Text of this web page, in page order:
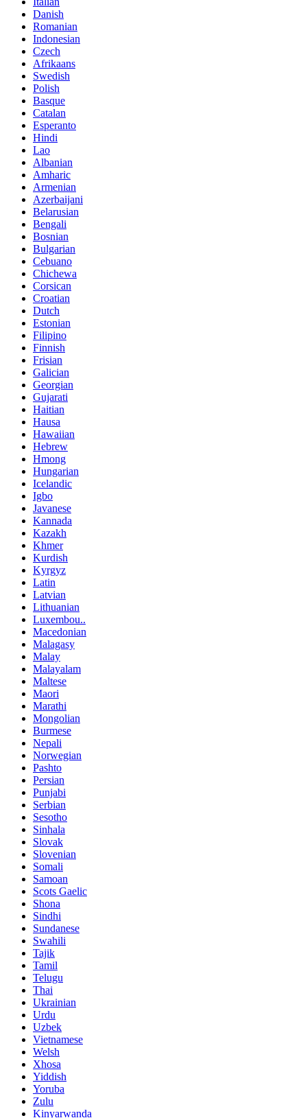
Danish
Romanian
Indonesian
Czech
Afrikaans
Swedish
Polish
Basque
Catalan
Esperanto
Hindi
Lao
Albanian
Amharic
Armenian
Azerbaijani
Belarusian
Bengali
Bosnian
Bulgarian
Cebuano
Chichewa
Corsican
Croatian
Dutch
Estonian
Filipino
Finnish
Frisian
Galician
Georgian
Gujarati
Haitian
Hausa
Hawaiian
Hebrew
Hmong
Hungarian
Icelandic
Igbo
Javanese
Kannada
Kazakh
Khmer
Kurdish
Kyrgyz
Latin
Latvian
Lithuanian
Luxembou..
Macedonian
Malagasy
Malay
Malayalam
Maltese
Maori
Marathi
Mongolian
Burmese
Nepali
Norwegian
Pashto
Persian
Punjabi
Serbian
Sesotho
Sinhala
Slovak
Slovenian
Somali
Samoan
Scots Gaelic
Shona
Sindhi
Sundanese
Swahili
Tajik
Tamil
Telugu
Thai
Ukrainian
Urdu
Uzbek
Vietnamese
Welsh
Xhosa
Yiddish
Yoruba
Zulu
Kinyarwanda